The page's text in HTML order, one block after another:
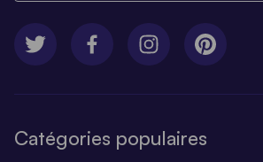
Catégories populaires